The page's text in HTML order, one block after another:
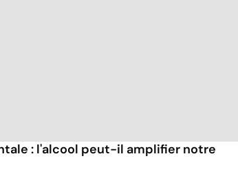
: l'alcool peut-il amplifier notre